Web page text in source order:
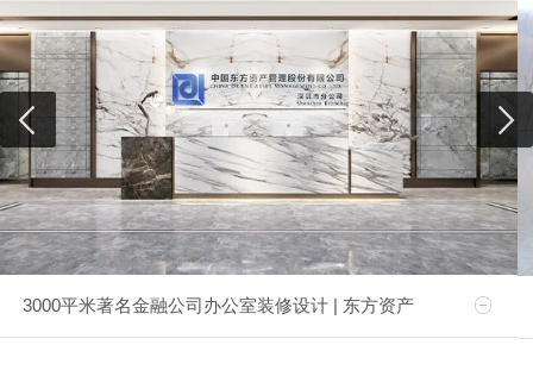
3000平米著名金融公司办公室装修设计 | 东方资产